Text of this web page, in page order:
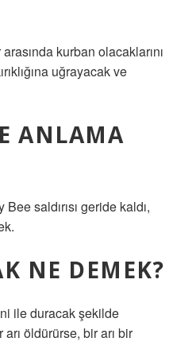
kurban olacaklarını
uğrayacak ve
ANLAMA
saldırısı geride kaldı,
NE DEMEK?
ile duracak şekilde
öldürürse, bir arı bir